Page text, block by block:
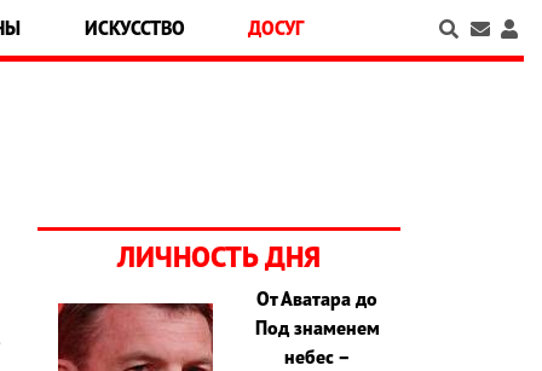
ИСКУССТВО ДОСУГ
ЛИЧНОСТЬ ДНЯ
От Аватара до
Под знаменем
небес –